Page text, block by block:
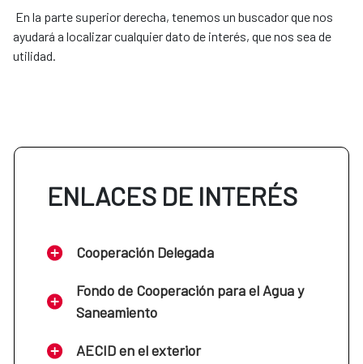
En la parte superior derecha, tenemos un buscador que nos
ayudará a localizar cualquier dato de interés, que nos sea de
utilidad.
ENLACES DE INTERÉS
Cooperación Delegada
Fondo de Cooperación para el Agua y
Saneamiento
AECID en el exterior